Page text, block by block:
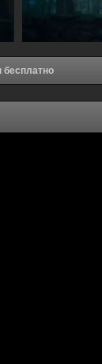
бесплатно